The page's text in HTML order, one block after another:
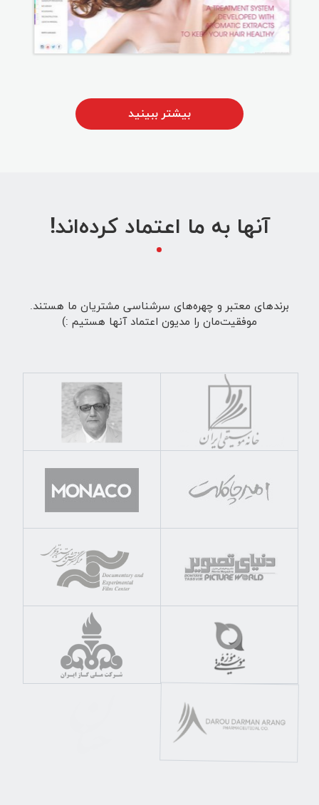
بیشتر ببینید
آنها به ما اعتماد کرده‌اند!
برندهای معتبر و چهره‌های سرشناسی مشتریان ما هستند.
موفقیت‌مان را مدیون اعتماد آنها هستیم :)